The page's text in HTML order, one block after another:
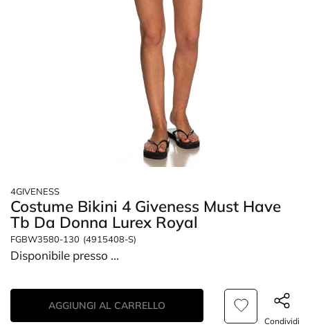
4GIVENESS
Costume Bikini 4 Giveness Must Have
Tb Da Donna Lurex Royal
FGBW3580-130 (4915408-S)
Disponibile presso ...
AGGIUNGI AL CARRELLO
Condividi